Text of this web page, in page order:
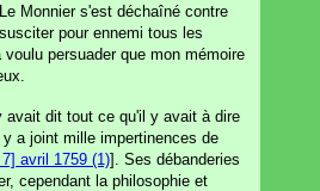
Monnier s'est déchaîné contre
pour ennemi tous les
persuader que mon mémoire
avait dit tout ce qu'il y avait à dire
a joint mille impertinences de
avril 1759 (1)]. Ses débanderies
cependant la philosophie et